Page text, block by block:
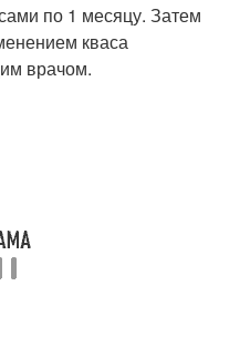
по 1 месяцу. Затем
кваса
врачом.